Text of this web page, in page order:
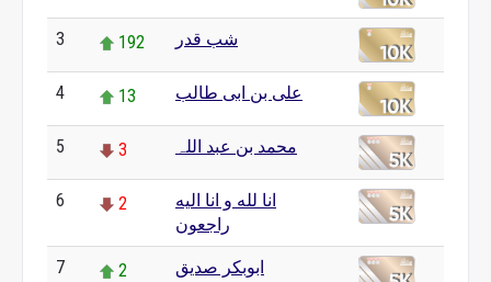
3 192 شب قدر
4 13 علی بن ابی طالب
5 3 محمد بن عبد اللہ
6 2
انا لله و انا الیه
راجعون
7 2 ابوبکر صدیق